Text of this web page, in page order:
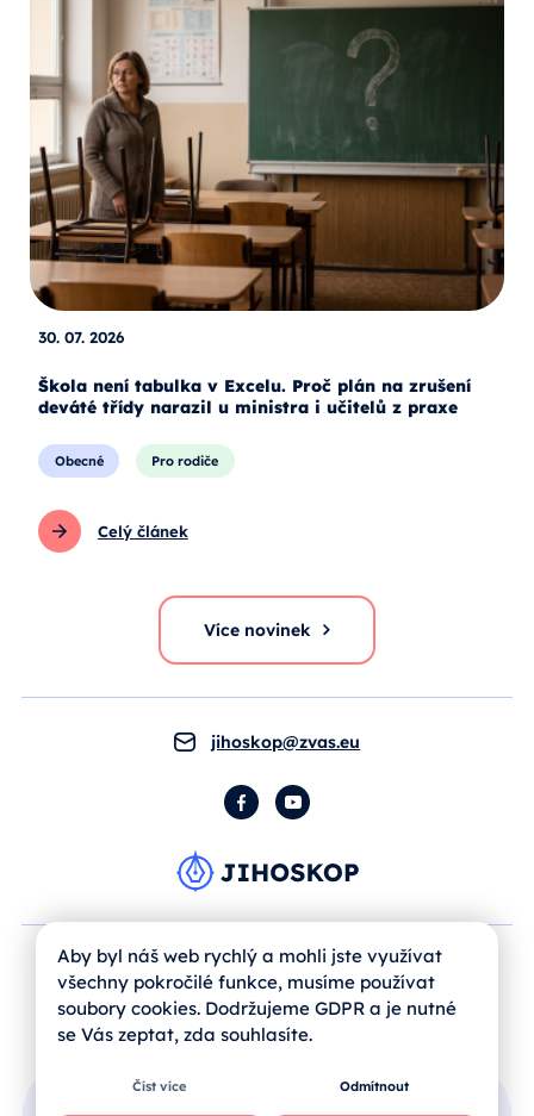
30. 07. 2026
Škola není tabulka v Excelu. Proč plán na zrušení
deváté třídy narazil u ministra i učitelů z praxe
Obecné Pro rodiče
Celý článek
Více novinek
jihoskop@zvas.eu
FacebookYouTube
Přihlášení uživatele
Aby byl náš web rychlý a mohli jste využívat
všechny pokročilé funkce, musíme používat
soubory cookies. Dodržujeme GDPR a je nutné
se Vás zeptat, zda souhlasíte.
Číst více Odmítnout